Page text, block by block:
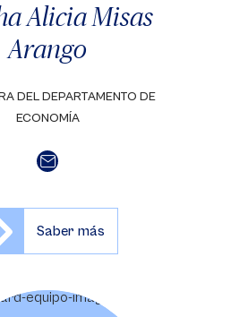
Alicia Misas
Arango
DEL DEPARTAMENTO DE
ECONOMÍA
Saber más